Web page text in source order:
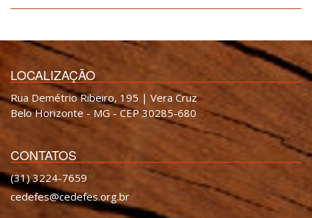
LOCALIZAÇÃO
Rua Demétrio Ribeiro, 195 | Vera Cruz
Belo Horizonte - MG - CEP 30285-680
CONTATOS
(31) 3224-7659
cedefes@cedefes.org.br